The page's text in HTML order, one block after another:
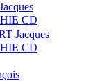
CD
Jacques
CD